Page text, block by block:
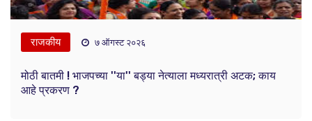
राजकीय ७ ऑगस्ट २०२६
मोठी बातमी ! भाजपच्या ''या'' बड्या नेत्याला मध्यरात्री अटक; काय
आहे प्रकरण ?